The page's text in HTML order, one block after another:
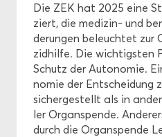
Die ZEK hat 2025 eine
ziert, die medizin-​ und
de­run­gen be­leuch­tet zur
zid­hil­fe. Die wich­tigs­ten
Schutz der Au­to­no­mie.
no­mie der Ent­schei­dung
si­cher­ge­stellt als in
ler Or­gan­spen­de.
durch die Or­gan­spen­de